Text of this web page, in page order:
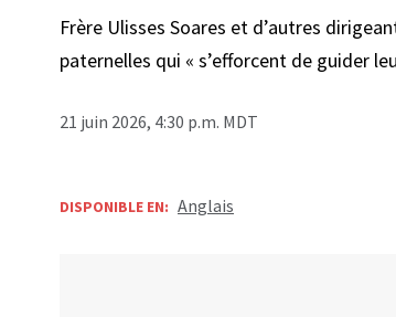
Frère Ulisses Soares et d’autres
paternelles qui « s’efforcent de guider
21 juin 2026, 4:30 p.m. MDT
DISPONIBLE EN: Anglais